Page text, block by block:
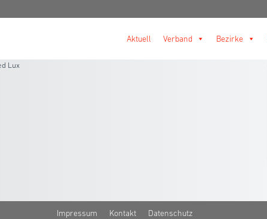
Aktuell Verband Bezirke
Lux
Impressum Kontakt Datenschutz